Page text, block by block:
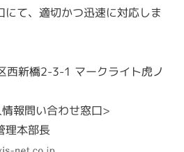
て、適切かつ迅速に対応しま
新橋2-3-1 マークライト虎ノ
報問い合わせ窓口>
本部長